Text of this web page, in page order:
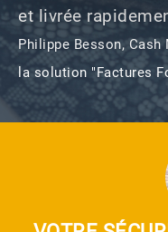
et livrée
Philippe Besson, Cash
la solution "Factures